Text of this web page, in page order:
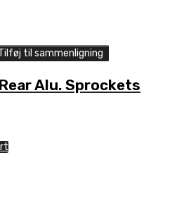
til sammenligning
Alu. Sprockets